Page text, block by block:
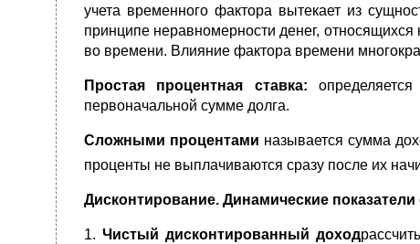
учета временного фактора вытекает из
принципе неравномерности денег,
во времени. Влияние фактора времени
Простая процентная ставка:
первоначальной сумме долга.
Сложными процентами называется сумма
проценты не выплачиваются сразу после их
Дисконтирование. Динамические
1. Чистый дисконтированный доход